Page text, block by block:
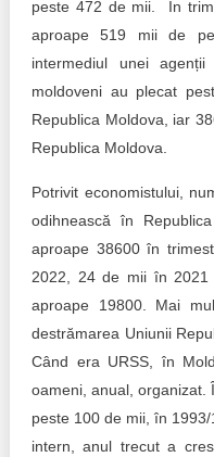
peste 472 de mii. În
aproape 519 mii de
intermediul unei
moldoveni au plecat
Republica Moldova, iar
Republica Moldova.
Potrivit economistului,
odihnească în
aproape 38600 în
2022, 24 de mii în
aproape 19800. Mai
destrămarea Uniunii
Când era URSS, în
oameni, anual, organizat.
peste 100 de mii, în
intern, anul trecut a